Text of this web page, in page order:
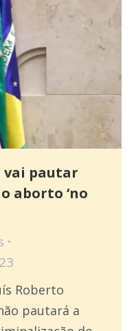
vai pautar
aborto ‘no
Roberto
pautará a